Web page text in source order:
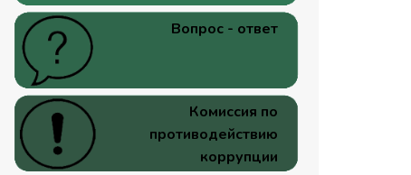
Вопрос - ответ
Комиссия по
противодействию
коррупции